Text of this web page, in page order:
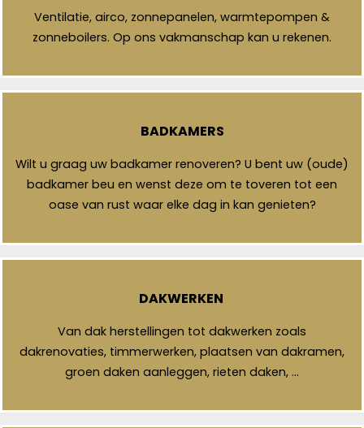
Ventilatie, airco, zonnepanelen, warmtepompen &
zonneboilers. Op ons vakmanschap kan u rekenen.
BADKAMERS
Wilt u graag uw badkamer renoveren? U bent uw (oude)
badkamer beu en wenst deze om te toveren tot een
oase van rust waar elke dag in kan genieten?
DAKWERKEN
Van dak herstellingen tot dakwerken zoals
dakrenovaties, timmerwerken, plaatsen van dakramen,
groen daken aanleggen, rieten daken, …